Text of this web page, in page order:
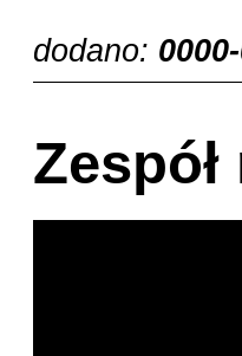
dodano: